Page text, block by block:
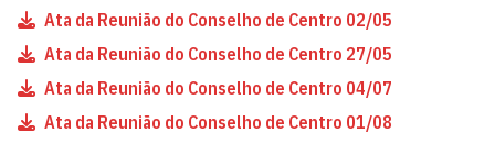
Ata da Reunião do Conselho de Centro 02/05
Ata da Reunião do Conselho de Centro 27/05
Ata da Reunião do Conselho de Centro 04/07
Ata da Reunião do Conselho de Centro 01/08